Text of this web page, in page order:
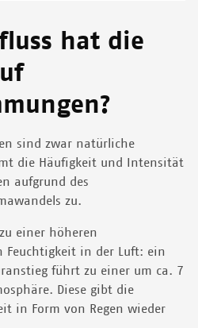
hat die
sind zwar natürliche
die Häufigkeit und Intensität
aufgrund des
zu.
einer höheren
Feuchtigkeit in der Luft: ein
führt zu einer um ca. 7
Diese gibt die
in Form von Regen wieder